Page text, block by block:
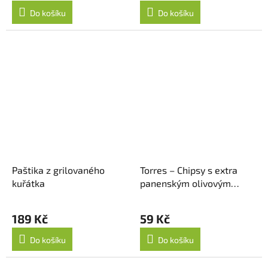
Do košíku Do košíku
Paštika z grilovaného
kuřátka
189 Kč
Do košíku
Torres – Chipsy s extra
panenským olivovým
59 Kč
Do košíku